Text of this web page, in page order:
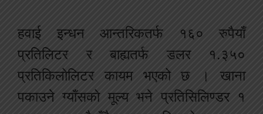
हवाई इन्धन आन्तरिकतर्फ १६० रुपैयाँ
प्रतिलिटर र बाह्यतर्फ डलर १.३५०
प्रतिकिलोलिटर कायम भएको छ । खाना
पकाउने ग्याँसको मूल्य भने प्रतिसिलिण्डर १